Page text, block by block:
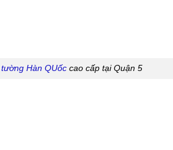
Hàn QUốc cao cấp tại Quận 5